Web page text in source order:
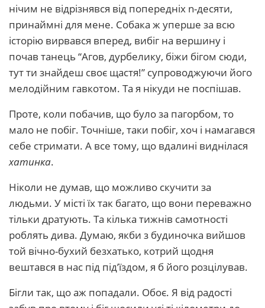
нічим не відрізнявся від попередніх n-десяти,
принаймні для мене. Собака ж уперше за всю
історію вирвався вперед, вибіг на вершину і
почав танець “Агов, дурбелику, біжи бігом сюди,
тут ти знайдеш своє щастя!” супроводжуючи його
мелодійним гавкотом. Та я нікуди не поспішав.
Проте, коли побачив, що було за пагорбом, то
мало не побіг. Точніше, таки побіг, хоч і намагався
себе стримати. А все тому, що вдалині виднілася
хатинка.
Ніколи не думав, що можливо скучити за
людьми. У місті їх так багато, що вони переважно
тільки дратують. Та кілька тижнів самотності
роблять дива. Думаю, якби з будиночка вийшов
той вічно-бухий безхатько, котрий щодня
вештався в нас під під’їздом, я б його розцілував.
Бігли так, що аж попадали. Обоє. Я від радості